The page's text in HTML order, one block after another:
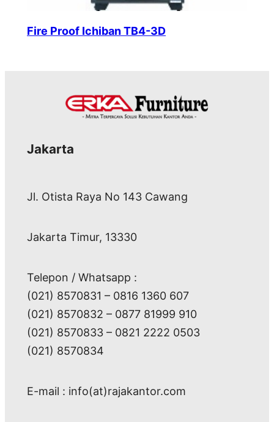
Fire Proof Ichiban TB4-3D
Jakarta
Jl. Otista Raya No 143 Cawang
Jakarta Timur, 13330
Telepon / Whatsapp :
(021) 8570831 – 0816 1360 607
(021) 8570832 – 0877 81999 910
(021) 8570833 – 0821 2222 0503
(021) 8570834
E-mail : info(at)rajakantor.com